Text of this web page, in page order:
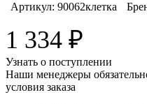
Артикул: 90062клетка
1 334 ₽
Узнать о поступлении
Наши менеджеры
условия заказа